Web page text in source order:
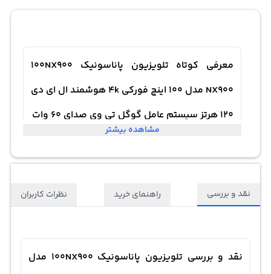
معرفی کوتاه تلویزیون پاناسونیک 100NX900
NX900 مدل 100 اینچ فورکی 4k هوشمند ال ای دی
120 هرتز سیستم عامل گوگل تی وی صدای 60 وات
مشاهده بیشتر
نقد و بررسی راهنمای خرید نظرات کاربران
نقد و بررسی تلویزیون پاناسونیک 100NX900 مدل